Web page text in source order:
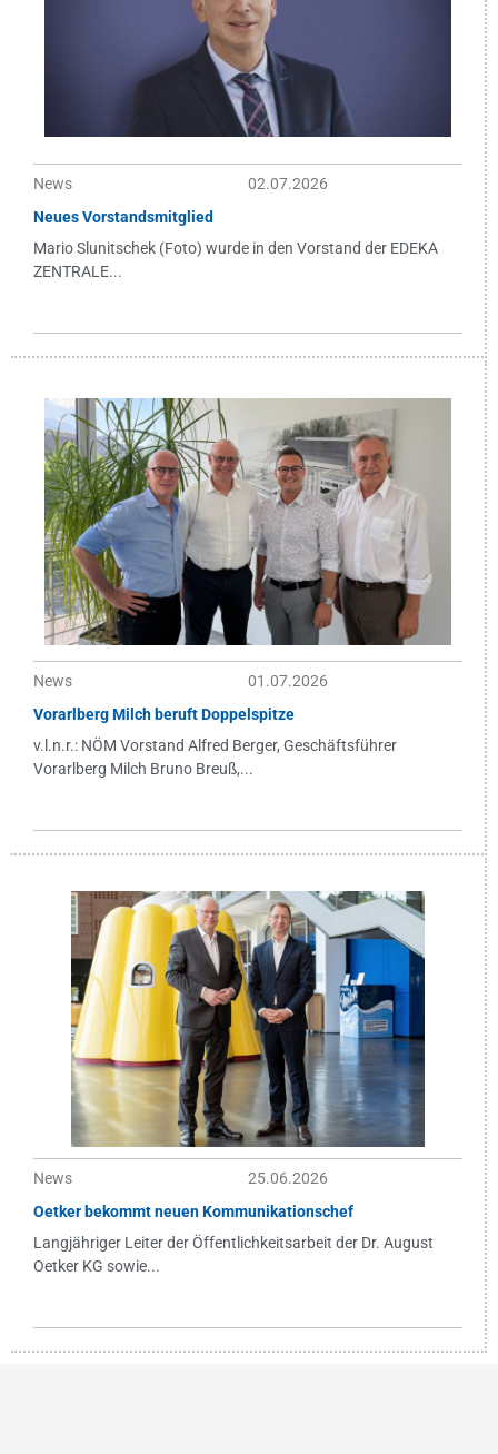
News
02.07.2026
Neues Vorstandsmitglied
Mario Slunitschek (Foto) wurde in den Vorstand der EDEKA
ZENTRALE...
News
01.07.2026
Vorarlberg Milch beruft Doppelspitze
v.l.n.r.: NÖM Vorstand Alfred Berger, Geschäftsführer
Vorarlberg Milch Bruno Breuß,...
News
25.06.2026
Oetker bekommt neuen Kommunikationschef
Langjähriger Leiter der Öffentlichkeitsarbeit der Dr. August
Oetker KG sowie...